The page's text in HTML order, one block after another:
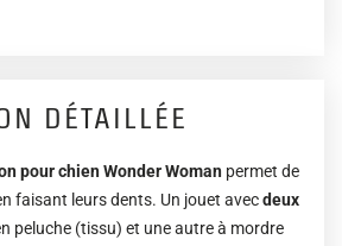
DÉTAILLÉE
pour chien Wonder Woman permet de
faisant leurs dents. Un jouet avecdeux
peluche (tissu) et une autre à mordre